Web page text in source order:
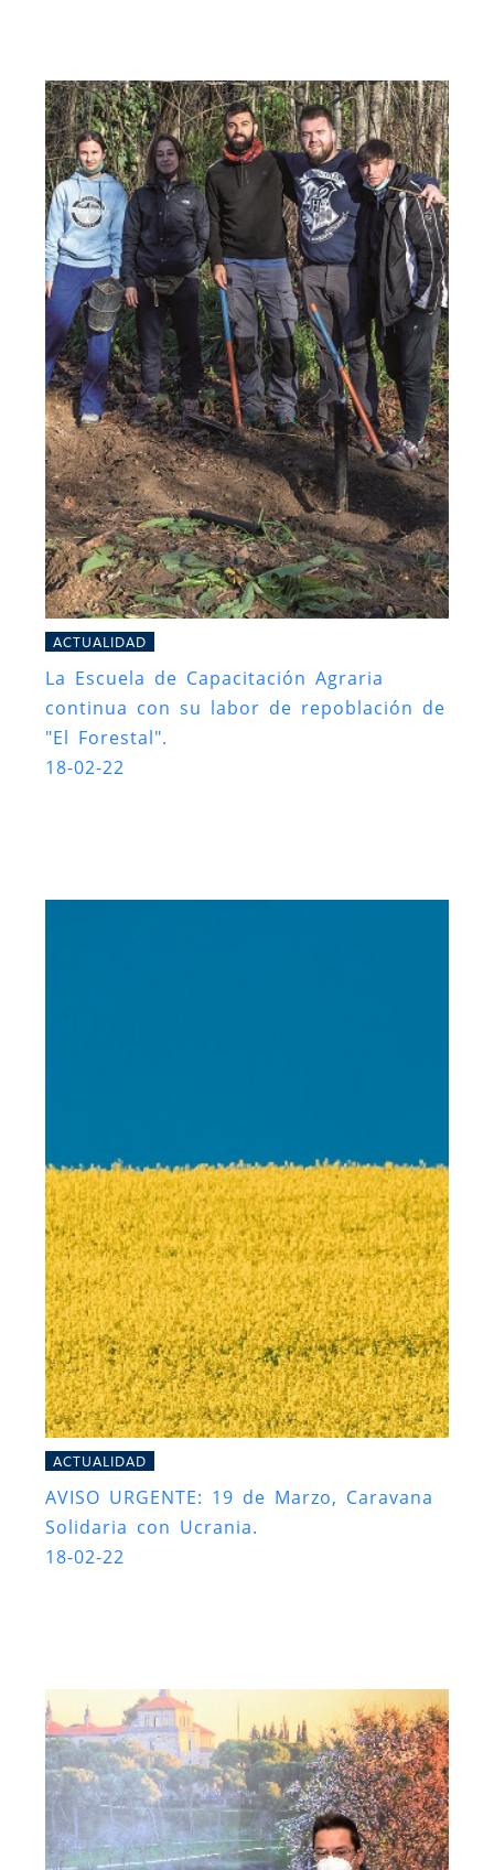
ACTUALIDAD
La Escuela de Capacitación Agraria
continua con su labor de repoblación de
"El Forestal".
18-02-22
ACTUALIDAD
AVISO URGENTE: 19 de Marzo, Caravana
Solidaria con Ucrania.
18-02-22